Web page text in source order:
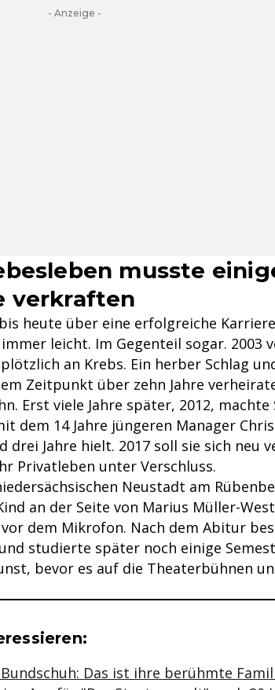
- Anzeige -
musste
verkraften
heute über eine erfolgreiche
leicht. Im Gegenteil sogar. 2003
an Krebs. Ein herber Schlag
Zeitpunkt über zehn Jahre
Erst viele Jahre später, 2012, machte
dem 14 Jahre jüngeren Manager
drei Jahre hielt. 2017 soll sie sich neu
Privatleben unter Verschluss.
Neustadt am
an der Seite von Marius Müller-
dem Mikrofon. Nach dem Abitur
studierte später noch einige
bevor es auf die Theaterbühnen
zum Inhalt
Das ist ihre berühmte